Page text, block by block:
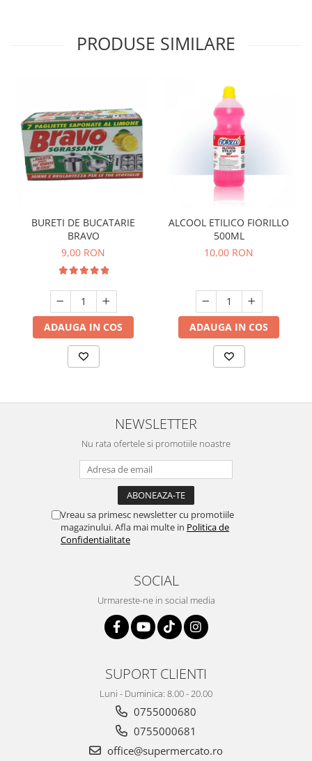
PRODUSE SIMILARE
BURETI DE BUCATARIE
BRAVO
9,00 RON
ADAUGA IN COS
ALCOOL ETILICO FIORILLO
500ML
10,00 RON
ADAUGA IN COS
NEWSLETTER
Nu rata ofertele si promotiile noastre
Vreau sa primesc newsletter cu promotiile
magazinului. Afla mai multe in Politica de
Confidentialitate
SOCIAL
Urmareste-ne in social media
SUPORT CLIENTI
Luni - Duminica: 8.00 - 20.00
0755000680
0755000681
office@supermercato.ro